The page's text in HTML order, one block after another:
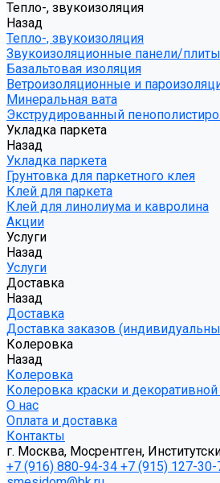
Тепло-, звукоизоляция
Назад
Тепло-, звукоизоляция
Звукоизоляционные панели/плиты
Базальтовая изоляция
Ветроизоляционные и
Минеральная вата
Экструдированный
Укладка паркета
Назад
Укладка паркета
Грунтовка для паркетного клея
Клей для паркета
Клей для линолиума и кавролина
Акции
Услуги
Назад
Услуги
Доставка
Назад
Доставка
Доставка заказов
Колеровка
Назад
Колеровка
Колеровка краски и
О нас
Оплата и доставка
Контакты
г. Москва, Мосрентген,
+7 (916) 880-94-34 +7 (915) 127-30-